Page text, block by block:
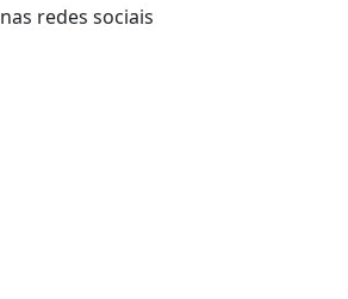
nas redes sociais